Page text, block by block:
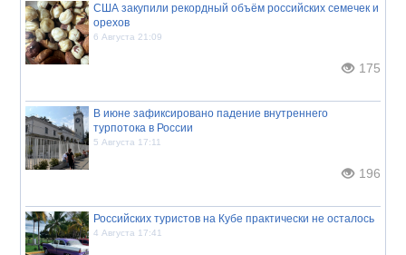
США закупили рекордный объём российских семечек и
орехов
6 Августа 21:09
175
В июне зафиксировано падение внутреннего
турпотока в России
5 Августа 17:11
196
Российских туристов на Кубе практически не осталось
4 Августа 17:41